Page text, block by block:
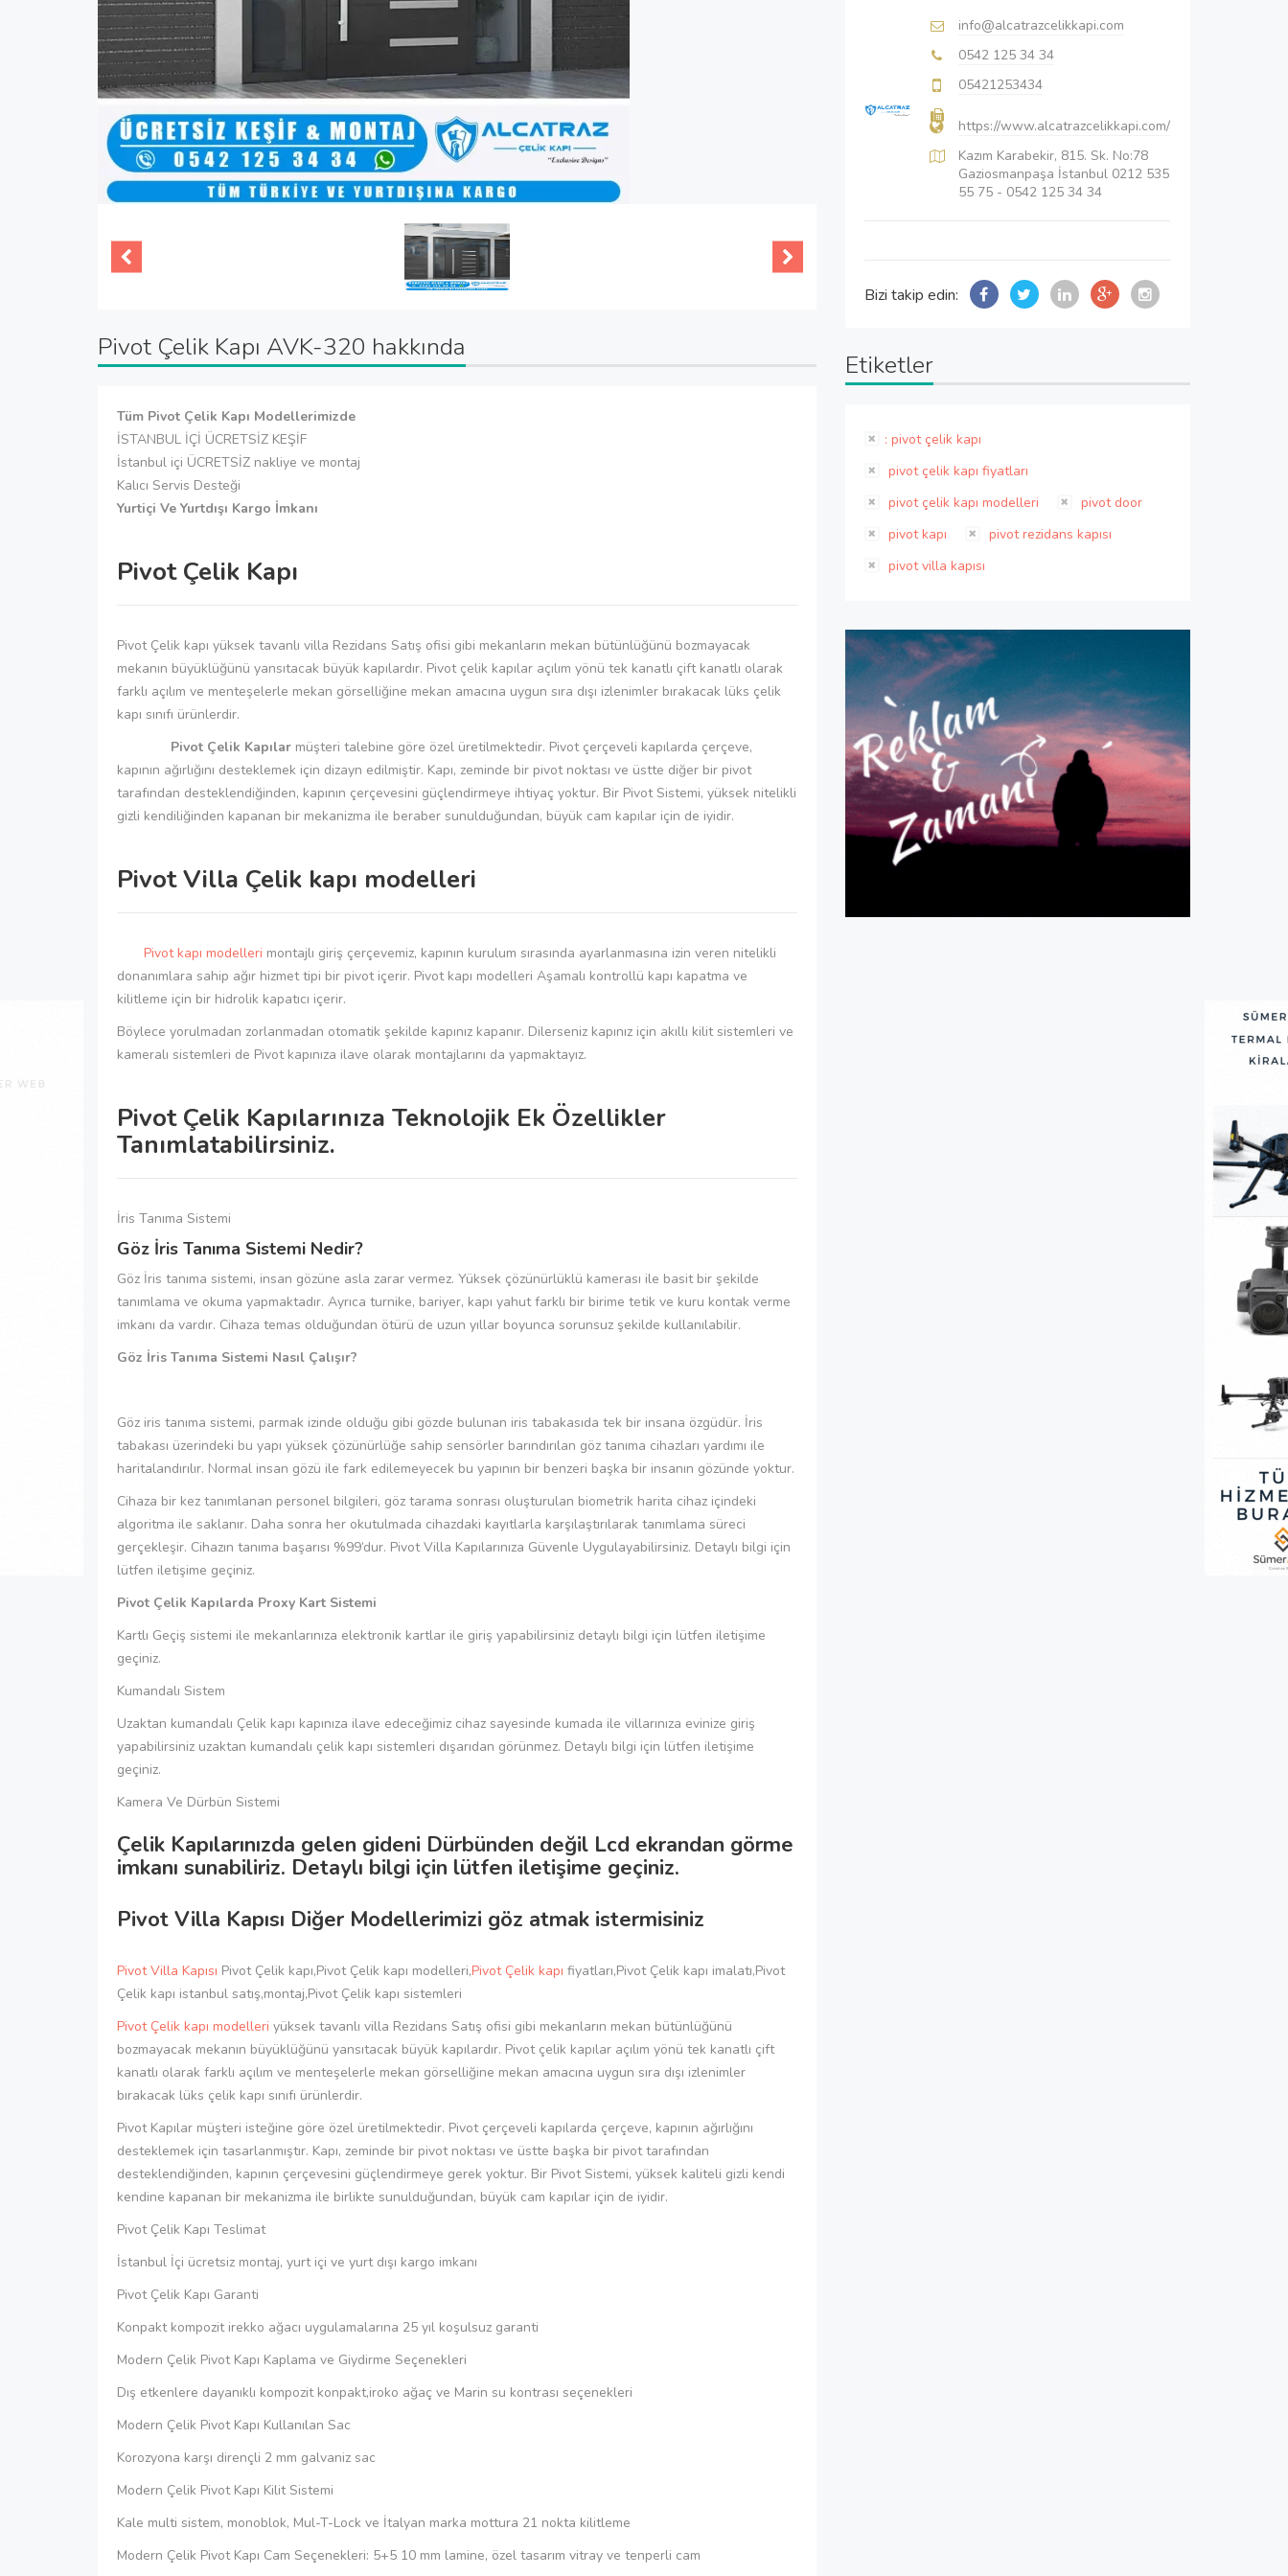
Pivot Çelik Kapı AVK-320 hakkında
Tüm Pivot Çelik Kapı Modellerimizde
İSTANBUL İÇİ ÜCRETSİZ KEŞİF
İstanbul içi ÜCRETSİZ nakliye ve montaj
Kalıcı Servis Desteği
Yurtiçi Ve Yurtdışı Kargo İmkanı
Pivot Çelik Kapı
Pivot Çelik kapı yüksek tavanlı villa Rezidans Satış ofisi gibi mekanların mekan bütünlüğünü bozmayacak
mekanın büyüklüğünü yansıtacak büyük kapılardır. Pivot çelik kapılar açılım yönü tek kanatlı çift kanatlı olarak
farklı açılım ve menteşelerle mekan görselliğine mekan amacına uygun sıra dışı izlenimler bırakacak lüks çelik
kapı sınıfı ürünlerdir.
Pivot Çelik Kapılar müşteri talebine göre özel üretilmektedir. Pivot çerçeveli kapılarda çerçeve,
kapının ağırlığını desteklemek için dizayn edilmiştir. Kapı, zeminde bir pivot noktası ve üstte diğer bir pivot
tarafından desteklendiğinden, kapının çerçevesini güçlendirmeye ihtiyaç yoktur. Bir Pivot Sistemi, yüksek nitelikli
gizli kendiliğinden kapanan bir mekanizma ile beraber sunulduğundan, büyük cam kapılar için de iyidir.
Pivot Villa Çelik kapı modelleri
Pivot kapı modelleri montajlı giriş çerçevemiz, kapının kurulum sırasında ayarlanmasına izin veren nitelikli
donanımlara sahip ağır hizmet tipi bir pivot içerir. Pivot kapı modelleri Aşamalı kontrollü kapı kapatma ve
kilitleme için bir hidrolik kapatıcı içerir.
Böylece yorulmadan zorlanmadan otomatik şekilde kapınız kapanır. Dilerseniz kapınız için akıllı kilit sistemleri ve
kameralı sistemleri de Pivot kapınıza ilave olarak montajlarını da yapmaktayız.
Pivot Çelik Kapılarınıza Teknolojik Ek Özellikler
Tanımlatabilirsiniz.
İris Tanıma Sistemi
Göz İris Tanıma Sistemi Nedir?
Göz İris tanıma sistemi, insan gözüne asla zarar vermez. Yüksek çözünürlüklü kamerası ile basit bir şekilde
tanımlama ve okuma yapmaktadır. Ayrıca turnike, bariyer, kapı yahut farklı bir birime tetik ve kuru kontak verme
imkanı da vardır. Cihaza temas olduğundan ötürü de uzun yıllar boyunca sorunsuz şekilde kullanılabilir.
Göz İris Tanıma Sistemi Nasıl Çalışır?
Göz iris tanıma sistemi, parmak izinde olduğu gibi gözde bulunan iris tabakasıda tek bir insana özgüdür. İris
tabakası üzerindeki bu yapı yüksek çözünürlüğe sahip sensörler barındırılan göz tanıma cihazları yardımı ile
haritalandırılır. Normal insan gözü ile fark edilemeyecek bu yapının bir benzeri başka bir insanın gözünde yoktur.
Cihaza bir kez tanımlanan personel bilgileri, göz tarama sonrası oluşturulan biometrik harita cihaz içindeki
algoritma ile saklanır. Daha sonra her okutulmada cihazdaki kayıtlarla karşılaştırılarak tanımlama süreci
gerçekleşir. Cihazın tanıma başarısı %99’dur. Pivot Villa Kapılarınıza Güvenle Uygulayabilirsiniz. Detaylı bilgi için
lütfen iletişime geçiniz.
Pivot Çelik Kapılarda Proxy Kart Sistemi
Kartlı Geçiş sistemi ile mekanlarınıza elektronik kartlar ile giriş yapabilirsiniz detaylı bilgi için lütfen iletişime
geçiniz.
Kumandalı Sistem
Uzaktan kumandalı Çelik kapı kapınıza ilave edeceğimiz cihaz sayesinde kumada ile villarınıza evinize giriş
yapabilirsiniz uzaktan kumandalı çelik kapı sistemleri dışarıdan görünmez. Detaylı bilgi için lütfen iletişime
geçiniz.
Kamera Ve Dürbün Sistemi
Çelik Kapılarınızda gelen gideni Dürbünden değil Lcd ekrandan görme
imkanı sunabiliriz. Detaylı bilgi için lütfen iletişime geçiniz.
Pivot Villa Kapısı Diğer Modellerimizi göz atmak istermisiniz
Pivot Villa Kapısı Pivot Çelik kapı,Pivot Çelik kapı modelleri,Pivot Çelik kapı fiyatları,Pivot Çelik kapı imalatı,Pivot
Çelik kapı istanbul satış,montaj,Pivot Çelik kapı sistemleri
Pivot Çelik kapı modelleri yüksek tavanlı villa Rezidans Satış ofisi gibi mekanların mekan bütünlüğünü
bozmayacak mekanın büyüklüğünü yansıtacak büyük kapılardır. Pivot çelik kapılar açılım yönü tek kanatlı çift
kanatlı olarak farklı açılım ve menteşelerle mekan görselliğine mekan amacına uygun sıra dışı izlenimler
bırakacak lüks çelik kapı sınıfı ürünlerdir.
Pivot Kapılar müşteri isteğine göre özel üretilmektedir. Pivot çerçeveli kapılarda çerçeve, kapının ağırlığını
desteklemek için tasarlanmıştır. Kapı, zeminde bir pivot noktası ve üstte başka bir pivot tarafından
desteklendiğinden, kapının çerçevesini güçlendirmeye gerek yoktur. Bir Pivot Sistemi, yüksek kaliteli gizli kendi
kendine kapanan bir mekanizma ile birlikte sunulduğundan, büyük cam kapılar için de iyidir.
Pivot Çelik Kapı Teslimat
İstanbul İçi ücretsiz montaj, yurt içi ve yurt dışı kargo imkanı
Pivot Çelik Kapı Garanti
Konpakt kompozit irekko ağacı uygulamalarına 25 yıl koşulsuz garanti
Modern Çelik Pivot Kapı Kaplama ve Giydirme Seçenekleri
Dış etkenlere dayanıklı kompozit konpakt,iroko ağaç ve Marin su kontrası seçenekleri
Modern Çelik Pivot Kapı Kullanılan Sac
Korozyona karşı dirençli 2 mm galvaniz sac
Modern Çelik Pivot Kapı Kilit Sistemi
Kale multi sistem, monoblok, Mul-T-Lock ve İtalyan marka mottura 21 nokta kilitleme
Modern Çelik Pivot Kapı Cam Seçenekleri: 5+5 10 mm lamine, özel tasarım vitray ve tenperli cam
info@alcatrazcelikkapi.com
0542 125 34 34
05421253434
https://www.alcatrazcelikkapi.com/
Kazım Karabekir, 815. Sk. No:78
Gaziosmanpaşa İstanbul 0212 535
55 75 - 0542 125 34 34
Bizi takip edin:
Etiketler
: pivot çelik kapı
pivot çelik kapı fiyatları
pivot çelik kapı modelleri
pivot door
pivot kapı
pivot rezidans kapısı
pivot villa kapısı